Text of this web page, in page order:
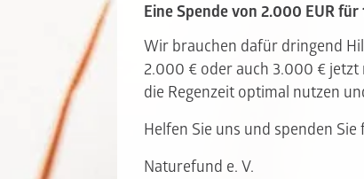
Eine Spende von 2.000 EUR
Wir brauchen dafür dringend
2.000 € oder auch 3.000 €
die Regenzeit optimal nutzen
Helfen Sie uns und spenden
Naturefund e. V.